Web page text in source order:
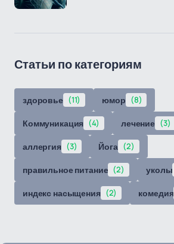
Статьи по категориям
здоровье (11) юмор (8)
Коммуникация (4) лечение (3)
аллергия (3) Йога (2)
правильное питание (2) уколы
индекс насыщения (2) комедия